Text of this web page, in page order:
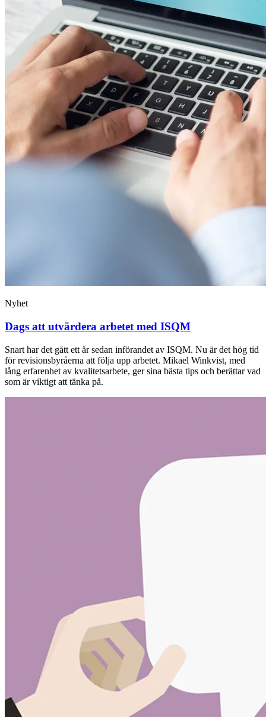
Nyhet
Dags att utvärdera arbetet med ISQM
Snart har det gått ett år sedan införandet av ISQM. Nu är det hög tid
för revisionsbyråerna att följa upp arbetet. Mikael Winkvist, med
lång erfarenhet av kvalitetsarbete, ger sina bästa tips och berättar vad
som är viktigt att tänka på.